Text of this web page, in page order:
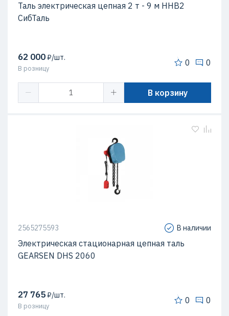
Таль электрическая цепная 2 т - 9 м ННВ2
СибТаль
62 000₽/шт.
В розницу
0 0
В корзину
2565275593 В наличии
Электрическая стационарная цепная таль
GEARSEN DHS 2060
27 765₽/шт.
В розницу
0 0